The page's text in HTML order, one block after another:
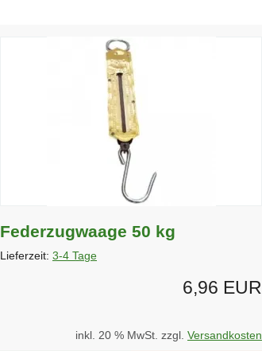
Federzugwaage 50 kg
Lieferzeit: 3-4 Tage
6,96 EUR
inkl. 20 % MwSt. zzgl. Versandkosten